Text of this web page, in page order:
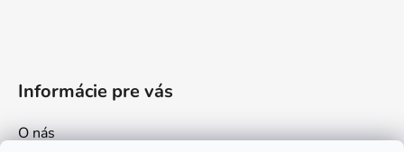
Informácie pre vás
O nás